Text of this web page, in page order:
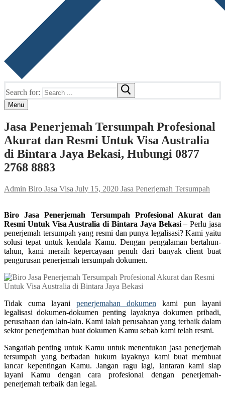
Search for:
Menu
Jasa Penerjemah Tersumpah Profesional
Akurat dan Resmi Untuk Visa Australia
di Bintara Jaya Bekasi, Hubungi 0877
2768 8883
Admin Biro Jasa Visa July 15, 2020 Jasa Penerjemah Tersumpah
Biro Jasa Penerjemah Tersumpah Profesional Akurat dan
Resmi Untuk Visa Australia di Bintara Jaya Bekasi– Perlu jasa
penerjemah tersumpah yang resmi dan punya legalisasi? Kami yaitu
solusi tepat untuk kendala Kamu. Dengan pengalaman bertahun-
tahun, kami meraih kepercayaan penuh dari banyak client buat
pengurusan penerjemah tersumpah dokumen.
Tidak cuma layani penerjemahan dokumen kami pun layani
legalisasi dokumen-dokumen penting layaknya dokumen pribadi,
perusahaan dan lain-lain. Kami ialah perusahaan yang terbaik dalam
sektor penerjemahan buat dokumen Kamu sebab kami telah resmi.
Sangatlah penting untuk Kamu untuk menentukan jasa penerjemah
tersumpah yang berbadan hukum layaknya kami buat membuat
lancar kepentingan Kamu. Jangan ragu lagi, lantaran kami siap
layani Kamu dengan cara profesional dengan penerjemah-
penerjemah terbaik dan legal.